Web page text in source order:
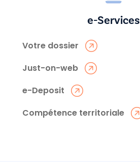
e-Services
Votre dossier
Just-on-web
e-Deposit
Compétence territoriale